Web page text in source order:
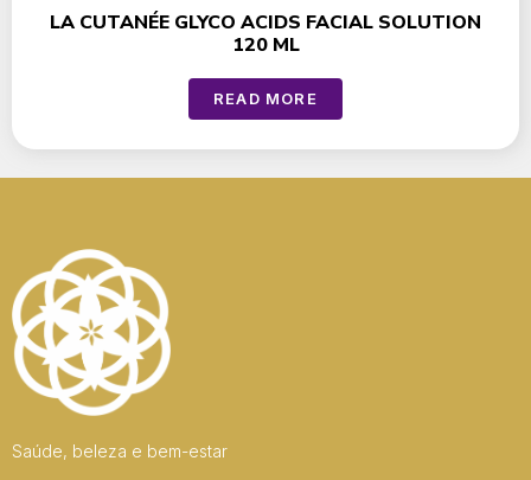
LA CUTANÉE GLYCO ACIDS FACIAL SOLUTION
120 ML
READ MORE
Saúde, beleza e bem-estar